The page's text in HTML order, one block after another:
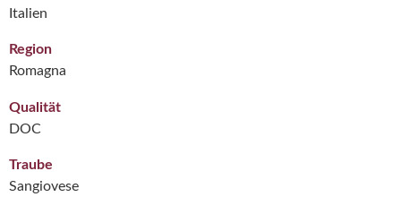
Italien
Region
Romagna
Qualität
DOC
Traube
Sangiovese